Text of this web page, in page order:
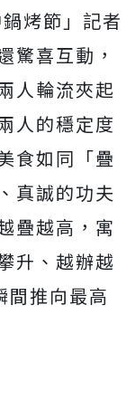
烤節」記者
驚喜互動，
人輪流夾起
人的穩定度
食如同「疊
真誠的功夫
疊越高， 寓
升、越辦越
間推向最高